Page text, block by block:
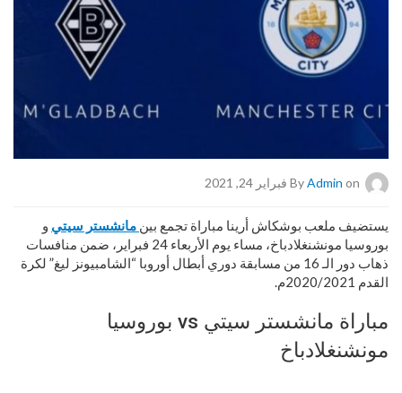
By Admin on فبراير 24, 2021
يستضيف ملعب بوشكاش أرينا مباراة تجمع بين مانشستر سيتي و
بوروسيا مونشنغلادباخ، مساء يوم الأربعاء 24 فبراير، ضمن منافسات
ذهاب دور الـ 16 من مسابقة دوري أبطال أوروبا “الشامبيونز ليغ” لكرة
القدم 2020/2021م.
مباراة مانشستر سيتي vs بوروسيا
مونشنغلادباخ